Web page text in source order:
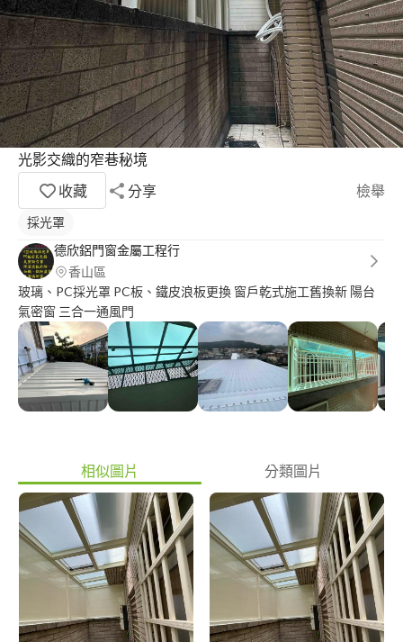
光影交織的窄巷秘境
收藏
分享 檢舉
採光罩
德欣鋁門窗金屬工程行
香山區
玻璃、PC採光罩 PC板、鐵皮浪板更換 窗戶乾式施工舊換新 陽台
氣密窗 三合一通風門
相似圖片 分類圖片